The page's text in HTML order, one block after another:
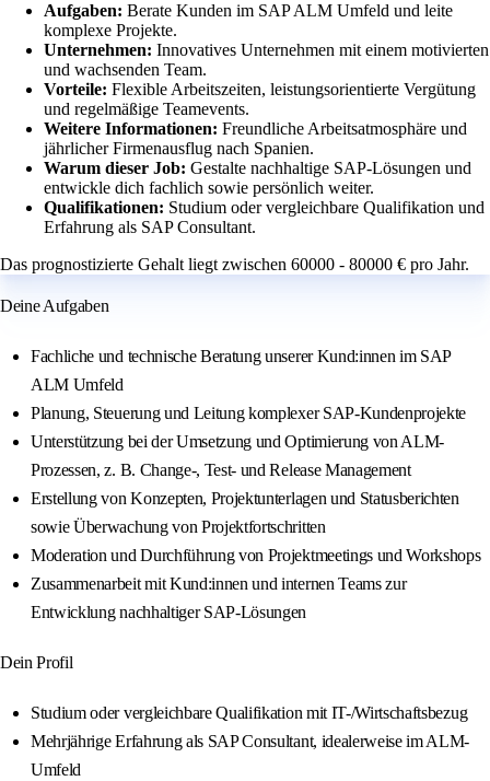
Aufgaben: Berate Kunden im SAP ALM Umfeld und leite
komplexe Projekte.
Unternehmen: Innovatives Unternehmen mit einem motivierten
und wachsenden Team.
Vorteile: Flexible Arbeitszeiten, leistungsorientierte Vergütung
und regelmäßige Teamevents.
Weitere Informationen: Freundliche Arbeitsatmosphäre und
jährlicher Firmenausflug nach Spanien.
Warum dieser Job: Gestalte nachhaltige SAP-Lösungen und
entwickle dich fachlich sowie persönlich weiter.
Qualifikationen: Studium oder vergleichbare Qualifikation und
Erfahrung als SAP Consultant.
Das prognostizierte Gehalt liegt zwischen 60000 - 80000 € pro Jahr.
Deine Aufgaben
Fachliche und technische Beratung unserer Kund:innen im SAP
ALM Umfeld
Planung, Steuerung und Leitung komplexer SAP-Kundenprojekte
Unterstützung bei der Umsetzung und Optimierung von ALM-
Prozessen, z. B. Change-, Test- und Release Management
Erstellung von Konzepten, Projektunterlagen und Statusberichten
sowie Überwachung von Projektfortschritten
Moderation und Durchführung von Projektmeetings und Workshops
Zusammenarbeit mit Kund:innen und internen Teams zur
Entwicklung nachhaltiger SAP-Lösungen
Dein Profil
Studium oder vergleichbare Qualifikation mit IT-/Wirtschaftsbezug
Mehrjährige Erfahrung als SAP Consultant, idealerweise im ALM-
Umfeld